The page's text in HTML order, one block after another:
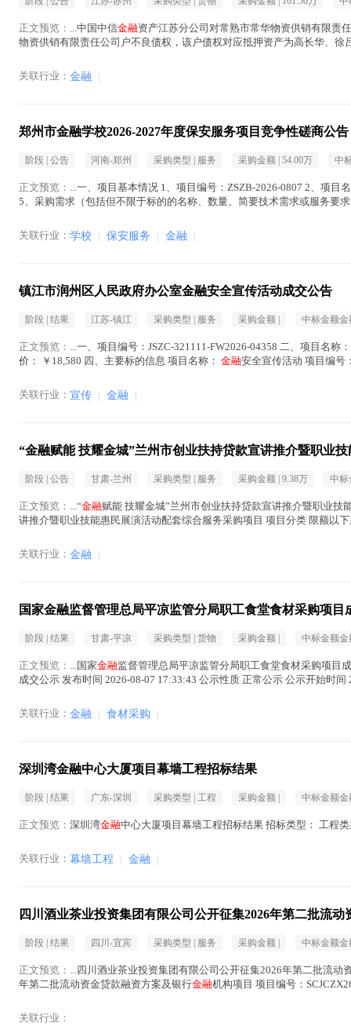
正文预览： ...中国中信金融资产江苏分公司对常熟市常华物资供销有限责
物资供销有限责任公司户不良债权，该户债权对应抵押资产为高长华、
关联行业： 金融 |
郑州市金融学校2026-2027年度保安服务项目竞争性磋商公告
阶段 | 公告 河南-郑州 采购类型 | 服务 采购金额 | 54.00万 中
正文预览： ...一、项目基本情况 1、项目编号：ZSZB-2026-0807 2、项目
5、采购需求（包括但不限于标的的名称、数量、简要技术需求或服务要
关联行业： 学校 | 保安服务 | 金融 |
镇江市润州区人民政府办公室金融安全宣传活动成交公告
阶段 | 结果 江苏-镇江 采购类型 | 服务 采购金额 | 中标金额
正文预览： ...一、项目编号：JSZC-321111-FW2026-04358 二、项目名称：
价： ￥18,580 四、主要标的信息 项目名称： 金融安全宣传活动 项目编号
关联行业： 宣传 | 金融 |
“金融赋能 技耀金城”兰州市创业扶持贷款宣讲推介暨职业
阶段 | 公告 甘肃-兰州 采购类型 | 服务 采购金额 | 9.38万 中标
正文预览： ...“金融赋能 技耀金城”兰州市创业扶持贷款宣讲推介暨职业技
讲推介暨职业技能惠民展演活动配套综合服务采购项目 项目分类 限额以
关联行业： 金融 |
国家金融监督管理总局平凉监管分局职工食堂食材采购项目
阶段 | 结果 甘肃-平凉 采购类型 | 货物 采购金额 | 中标金额
正文预览： ...国家金融监督管理总局平凉监管分局职工食堂食材采购项目
成交公示 发布时间 2026-08-07 17:33:43 公示性质 正常公示 公示开始时
关联行业： 金融 | 食材采购 |
深圳湾金融中心大厦项目幕墙工程招标结果
阶段 | 结果 广东-深圳 采购类型 | 工程 采购金额 | 中标金额金
正文预览： 深圳湾金融中心大厦项目幕墙工程招标结果 招标类型： 工程
关联行业： 幕墙工程 | 金融 |
四川酒业茶业投资集团有限公司公开征集2026年第二批流
阶段 | 结果 四川-宜宾 采购类型 | 服务 采购金额 | 中标金额金
正文预览： ...四川酒业茶业投资集团有限公司公开征集2026年第二批流动
年第二批流动资金贷款融资方案及银行金融机构项目 项目编号：
关联行业：